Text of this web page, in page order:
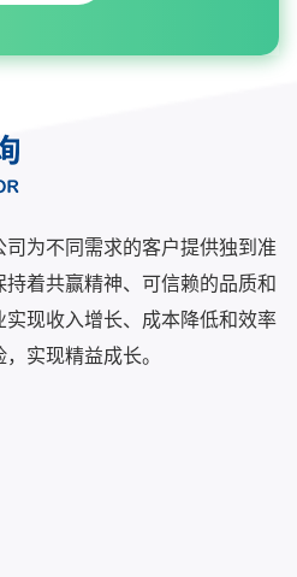
为不同需求的客户提供独到准
着共赢精神、可信赖的品质和
现收入增长、成本降低和效率
实现精益成长。